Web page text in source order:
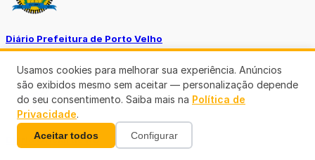
Diário Prefeitura de Porto Velho
Diário Oficial de RO
Usamos cookies para melhorar sua experiência. Anúncios
são exibidos mesmo sem aceitar — personalização depende
do seu consentimento. Saiba mais na Política de
Privacidade.
Aceitar todos Configurar